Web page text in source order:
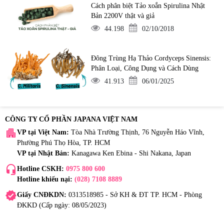
Cách phân biệt Tảo xoắn Spirulina Nhật
Bản 2200V thật và giả
44.198
02/10/2018
Đông Trùng Hạ Thảo Cordyceps Sinensis:
Phân Loại, Công Dụng và Cách Dùng
41.913
06/01/2025
CÔNG TY CỔ PHẦN JAPANA VIỆT NAM
apartment VP tại Việt Nam: Tòa Nhà Trường Thịnh, 76 Nguyễn Háo Vĩnh,
Phường Phú Thọ Hòa, TP. HCM
VP tại Nhật Bản: Kanagawa Ken Ebina - Shi Nakana, Japan
headset_mic Hotline CSKH: 0975 800 600
Hotline khiếu nại: (028) 7108 8889
verifiedGiấy CNĐKDN: 0313518985 - Sở KH & ĐT TP. HCM - Phòng
ĐKKD (Cấp ngày: 08/05/2023)